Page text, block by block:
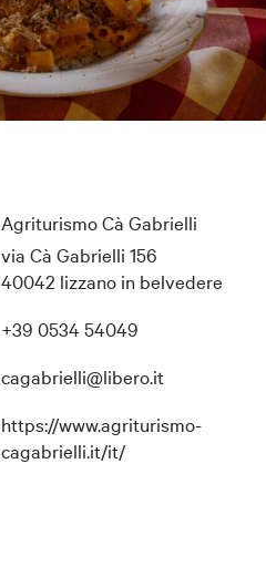
Agriturismo Cà Gabrielli
via Cà Gabrielli 156
40042 lizzano in belvedere
+39 0534 54049
cagabrielli@libero.it
https://www.agriturismo-
cagabrielli.it/it/